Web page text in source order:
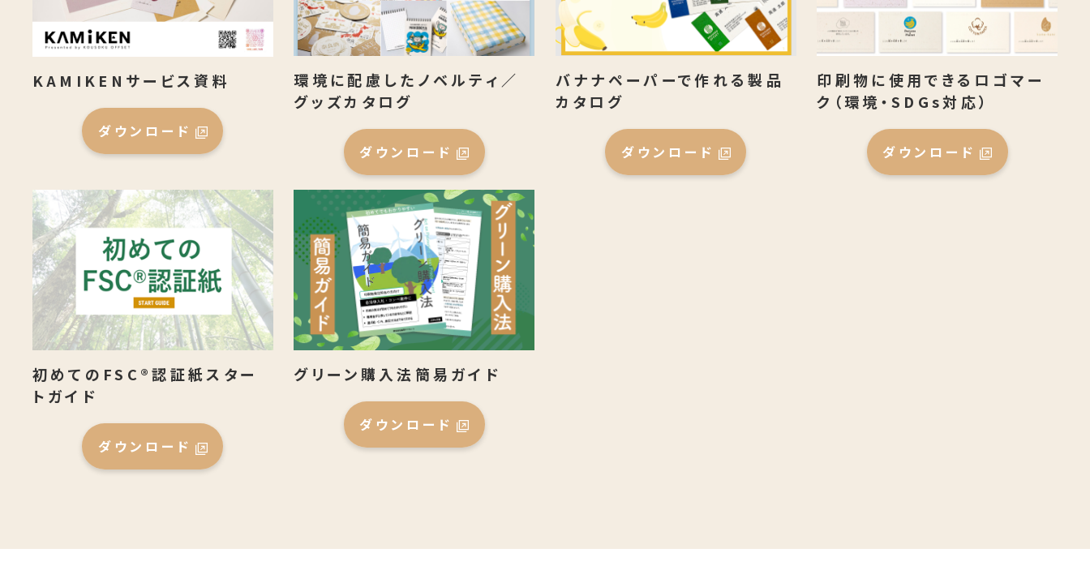
KAMIKENサービス資料
ダウンロード
環境に配慮したノベルティ／
グッズカタログ
ダウンロード
バナナペーパーで作れる製品
カタログ
ダウンロード
印刷物に使用できるロゴマー
ク（環境・SDGs対応）
ダウンロード
初めてのFSC®認証紙スター
トガイド
ダウンロード
グリーン購入法簡易ガイド
ダウンロード